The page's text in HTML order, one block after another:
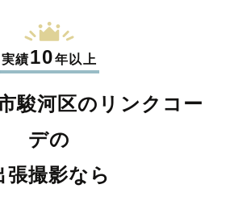
実績10年以上
駿河区のリンクコー
デの
張撮影なら